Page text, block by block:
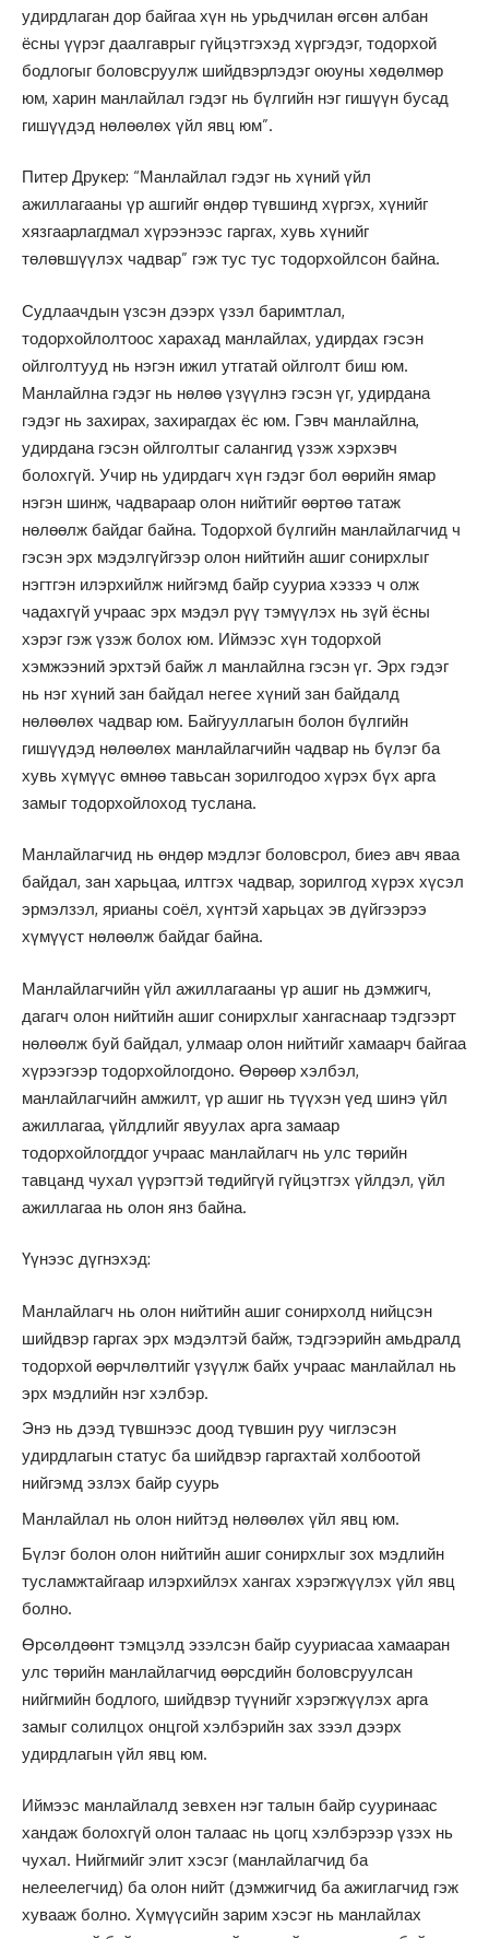
удирдлаган дор байгаа хүн нь урьдчилан өгсөн албан
ёсны үүрэг даалгаврыг гүйцэтгэхэд хүргэдэг, тодорхой
бодлогыг боловсруулж шийдвэрлэдэг оюуны хөдөлмөр
юм, харин манлайлал гэдэг нь бүлгийн нэг гишүүн бусад
гишүүдэд нөлөөлөх үйл явц юм”.
Питер Друкер: “Манлайлал гэдэг нь хүний үйл
ажиллагааны үр ашгийг өндөр түвшинд хүргэх, хүнийг
хязгаарлагдмал хүрээнээс гаргах, хувь хүнийг
төлөвшүүлэх чадвар” гэж тус тус тодорхойлсон байна.
Судлаачдын үзсэн дээрх үзэл баримтлал,
тодорхойлолтоос харахад манлайлах, удирдах гэсэн
ойлголтууд нь нэгэн ижил утгатай ойлголт биш юм.
Манлайлна гэдэг нь нөлөө үзүүлнэ гэсэн үг, удирдана
гэдэг нь захирах, захирагдах ёс юм. Гэвч манлайлна,
удирдана гэсэн ойлголтыг салангид үзэж хэрхэвч
болохгүй. Учир нь удирдагч хүн гэдэг бол өөрийн ямар
нэгэн шинж, чадвараар олон нийтийг өөртөө татаж
нөлөөлж байдаг байна. Тодорхой бүлгийн манлайлагчид ч
гэсэн эрх мэдэлгүйгээр олон нийтийн ашиг сонирхлыг
нэгтгэн илэрхийлж нийгэмд байр сууриа хэзээ ч олж
чадахгүй учраас эрх мэдэл рүү тэмүүлэх нь зүй ёсны
хэрэг гэж үзэж болох юм. Иймээс хүн тодорхой
хэмжээний эрхтэй байж л манлайлна гэсэн үг. Эрх гэдэг
нь нэг хүний зан байдал нeгee хүний зан байдалд
нөлөөлөх чадвар юм. Байгууллагын болон бүлгийн
гишүүдэд нөлөөлөх манлайлагчийн чадвар нь бүлэг ба
хувь хүмүүс өмнөө тавьсан зорилгодоо хүрэх бүх арга
замыг тодорхойлоход туслана.
Манлайлагчид нь өндөр мэдлэг боловсрол, биеэ авч яваа
байдал, зан харьцаа, илтгэх чадвар, зорилгод хүрэх хүсэл
эрмэлзэл, ярианы соёл, хүнтэй харьцах эв дүйгээрээ
хүмүүст нөлөөлж байдаг байна.
Манлайлагчийн үйл ажиллагааны үр ашиг нь дэмжигч,
дагагч олон нийтийн ашиг сонирхлыг хангаснаар тэдгээрт
нөлөөлж буй байдал, улмаар олон нийтийг хамаарч байгаа
хүрээгээр тодорхойлогдоно. Өөрөөр хэлбэл,
манлайлагчийн амжилт, үр ашиг нь түүхэн үед шинэ үйл
ажиллагаа, үйлдлийг явуулах арга замаар
тодорхойлогддог учраас манлайлагч нь улс төрийн
тавцанд чухал үүрэгтэй төдийгүй гүйцэтгэх үйлдэл, үйл
ажиллагаа нь олон янз байна.
Үүнээс дүгнэхэд:
Манлайлагч нь олон нийтийн ашиг сонирхолд нийцсэн
шийдвэр гаргах эрх мэдэлтэй байж, тэдгээрийн амьдралд
тодорхой өөрчлөлтийг үзүүлж байх учраас манлайлал нь
эрх мэдлийн нэг хэлбэр.
Энэ нь дээд түвшнээс доод түвшин руу чиглэсэн
удирдлагын статус ба шийдвэр гаргахтай холбоотой
нийгэмд эзлэх байр суурь
Манлайлал нь олон нийтэд нөлөөлөх үйл явц юм.
Бүлэг болон олон нийтийн ашиг сонирхлыг зох мэдлийн
тусламжтайгаар илэрхийлэх хангах хэрэгжүүлэх үйл явц
болно.
Өрсөлдөөнт тэмцэлд эзэлсэн байр сууриасаа хамааран
улс төрийн манлайлагчид өөрсдийн боловсруулсан
нийгмийн бодлого, шийдвэр түүнийг хэрэгжүүлэх арга
замыг солилцох онцгой хэлбэрийн зах зээл дээрх
удирдлагын үйл явц юм.
Иймээс манлайлалд зeвхeн нэг талын байр сууринаас
хандаж болохгүй олон талаас нь цогц хэлбэрээр үзэх нь
чухал. Нийгмийг элит хэсэг (манлайлагчид ба
нелеелегчид) ба олон нийт (дэмжигчид ба ажиглагчид гэж
хувааж болно. Хүмүүсийн зарим хэсэг нь манлайлах